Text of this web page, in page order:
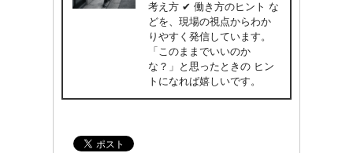
考え方 ✔ 働き方のヒント な
どを、現場の視点からわか
りやすく発信しています。
「このままでいいのか
な？」と思ったときの ヒン
トになれば嬉しいです。